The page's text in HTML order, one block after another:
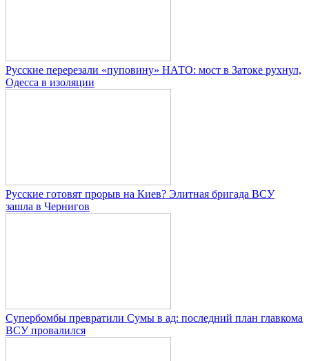
Русские перерезали «пуповину» НАТО: мост в Затоке рухнул,
Одесса в изоляции
Русские готовят прорыв на Киев? Элитная бригада ВСУ
зашла в Чернигов
Супербомбы превратили Сумы в ад: последний план главкома
ВСУ провалился